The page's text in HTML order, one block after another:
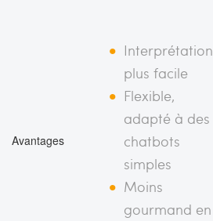
Avantages
Interprétation
plus facile
Flexible,
adapté à des
chatbots
simples
Moins
gourmand en